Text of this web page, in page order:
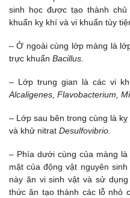
sinh học được tạo thành
khuẩn kỵ khí và vi khuẩn tùy
– Ở ngoài cùng lớp màng là
trực khuẩn Bacillus.
– Lớp trung gian là các vi
Alcaligenes, Flavobacterium,
– Lớp sau bên trong cùng là
và khử nitrat Desulfovibrio.
– Phía dưới cùng của màng
mặt của động vật nguyên
này ăn vi sinh vật và sử
thức ăn tạo thành các lỗ nhỏ